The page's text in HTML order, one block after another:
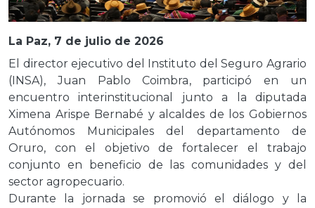
La Paz, 7 de julio de 2026
El director ejecutivo del Instituto del Seguro Agrario
(INSA), Juan Pablo Coimbra, participó en un
encuentro interinstitucional junto a la diputada
Ximena Arispe Bernabé y alcaldes de los Gobiernos
Autónomos Municipales del departamento de
Oruro, con el objetivo de fortalecer el trabajo
conjunto en beneficio de las comunidades y del
sector agropecuario.
Durante la jornada se promovió el diálogo y la